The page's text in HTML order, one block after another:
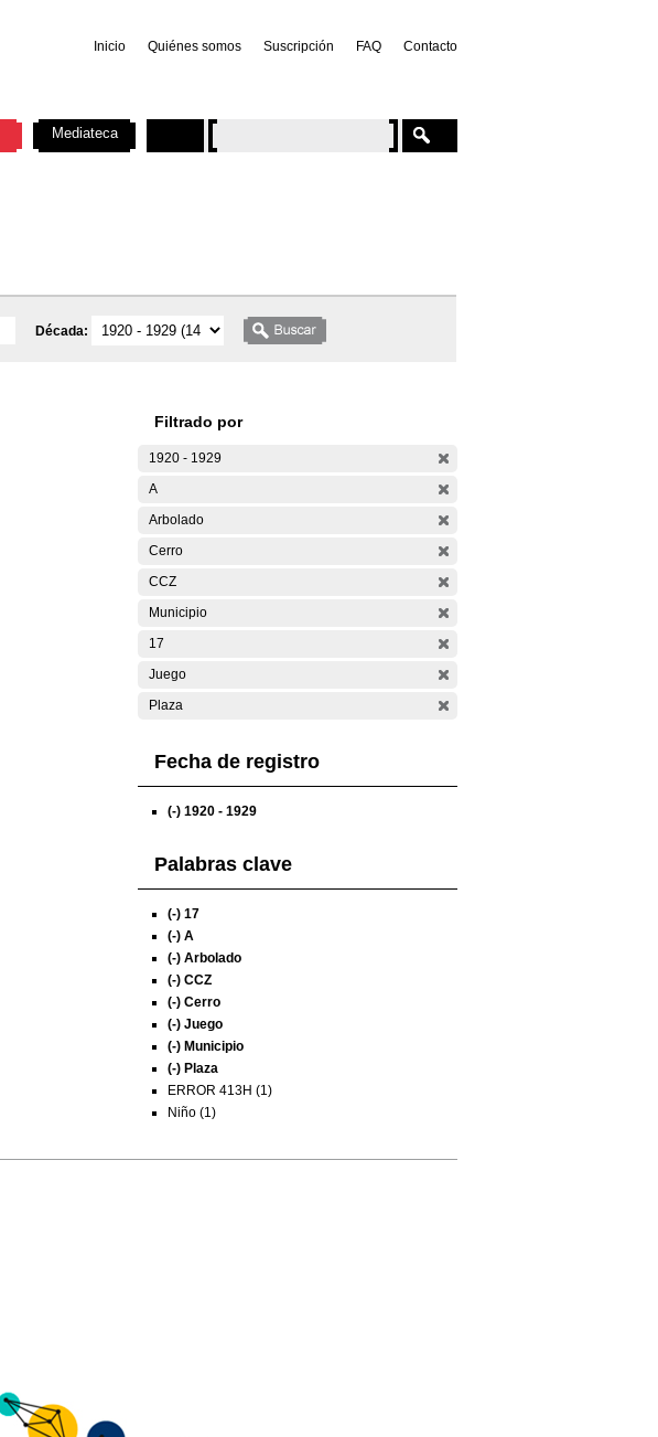
Inicio Quiénes somos Suscripción FAQ Contacto
Década:
Filtrado por
1920 - 1929
A
Arbolado
Cerro
CCZ
Municipio
17
Juego
Plaza
Fecha de registro
(-) 1920 - 1929
Palabras clave
(-) 17
(-) A
(-) Arbolado
(-) CCZ
(-) Cerro
(-) Juego
(-) Municipio
(-) Plaza
ERROR 413H (1)
Niño (1)
Mediateca